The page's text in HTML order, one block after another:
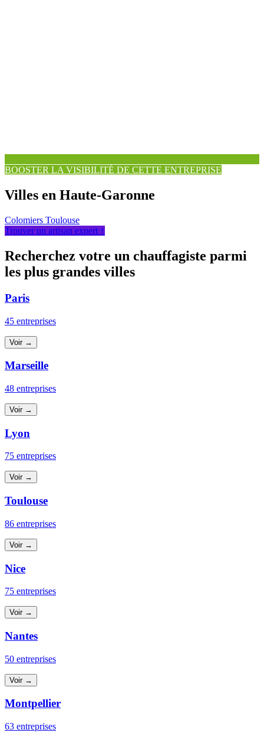
BOOSTER LA VISIBILITÉ DE CETTE ENTREPRISE
Villes en Haute-Garonne
Colomiers Toulouse
Trouver un artisan expert ↑
Recherchez votre un chauffagiste parmi
les plus grandes villes
Paris
45 entreprises
Voir →
Marseille
48 entreprises
Voir →
Lyon
75 entreprises
Voir →
Toulouse
86 entreprises
Voir →
Nice
75 entreprises
Voir →
Nantes
50 entreprises
Voir →
Montpellier
63 entreprises